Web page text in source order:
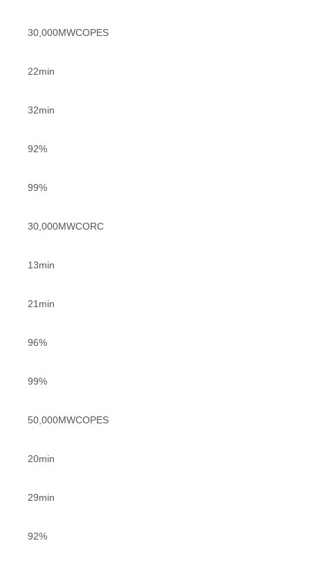
30,000MWCOPES
22min
32min
92%
99%
30,000MWCORC
13min
21min
96%
99%
50,000MWCOPES
20min
29min
92%